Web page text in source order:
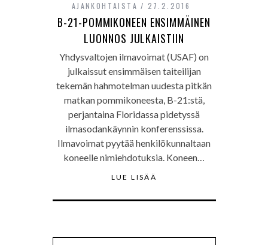
AJANKOHTAISTA 27.2.2016
B-21-POMMIKONEEN ENSIMMÄINEN
LUONNOS JULKAISTIIN
Yhdysvaltojen ilmavoimat (USAF) on
julkaissut ensimmäisen taiteilijan
tekemän hahmotelman uudesta pitkän
matkan pommikoneesta, B-21:stä,
perjantaina Floridassa pidetyssä
ilmasodankäynnin konferenssissa.
Ilmavoimat pyytää henkilökunnaltaan
koneelle nimiehdotuksia. Koneen…
LUE LISÄÄ